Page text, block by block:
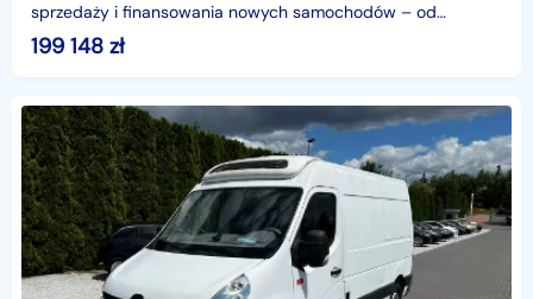
sprzedaży i finansowania nowych samochodów – od
osobowych, przez dostawcze, po segment premium.✔
Zaufanie
199 148 zł